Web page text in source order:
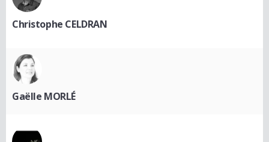
Christophe CELDRAN
Gaëlle MORLÉ